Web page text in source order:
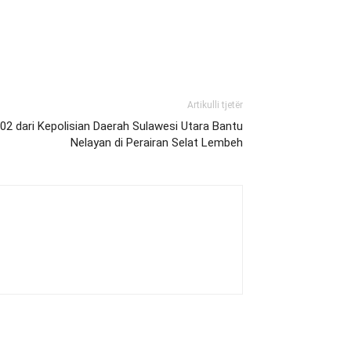
Artikulli tjetër
dari Kepolisian Daerah Sulawesi Utara Bantu
Nelayan di Perairan Selat Lembeh